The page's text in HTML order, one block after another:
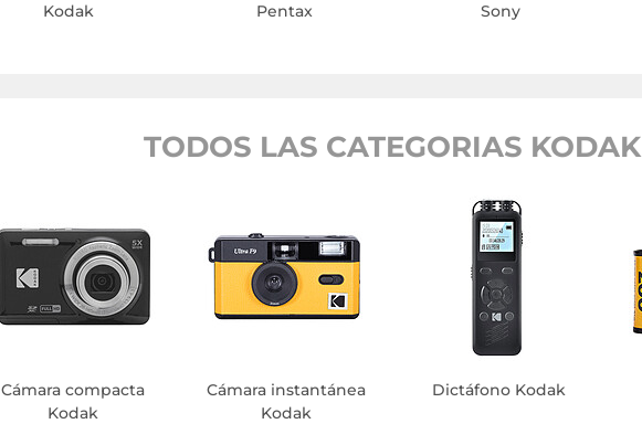
Kodak
Pentax
Sony
TODOS LAS CATEGORIAS KODAK
Cámara compacta
Kodak
Cámara instantánea
Kodak
Dictáfono Kodak